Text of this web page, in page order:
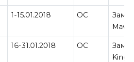
1-15.01.2018 ОС
Maw
16-31.01.2018 ОС